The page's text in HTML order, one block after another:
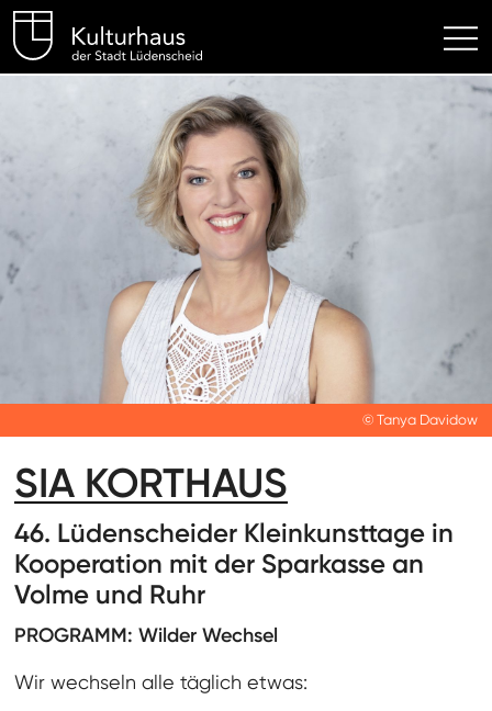
Kulturhaus Lüdenscheid
© Tanya Davidow
SIA KORTHAUS
46. Lüdenscheider Kleinkunsttage in
Kooperation mit der Sparkasse an
Volme und Ruhr
PROGRAMM: Wilder Wechsel
Wir wechseln alle täglich etwas: